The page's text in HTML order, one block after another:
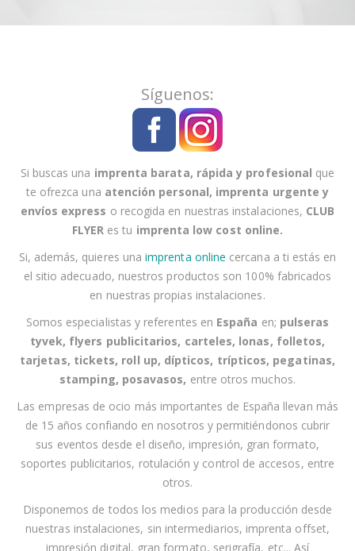
r
u
n
n
Síguenos:
Si buscas una imprenta barata, rápida y profesional que
te ofrezca una atención personal, imprenta urgente y
envíos express o recogida en nuestras instalaciones, CLUB
FLYER es tu imprenta low cost online.
Si, además, quieres unaimprenta online cercana a ti estás en
el sitio adecuado, nuestros productos son 100% fabricados
en nuestras propias instalaciones.
Somos especialistas y referentes en España en; pulseras
tyvek, flyers publicitarios, carteles, lonas, folletos,
tarjetas, tickets, roll up, dípticos, trípticos, pegatinas,
stamping, posavasos, entre otros muchos.
Las empresas de ocio más importantes de España llevan más
de 15 años confiando en nosotros y permitiéndonos cubrir
sus eventos desde el diseño, impresión, gran formato,
soportes publicitarios, rotulación y control de accesos, entre
otros.
Disponemos de todos los medios para la producción desde
nuestras instalaciones, sin intermediarios, imprenta offset,
impresión digital, gran formato, serigrafía, etc... Así